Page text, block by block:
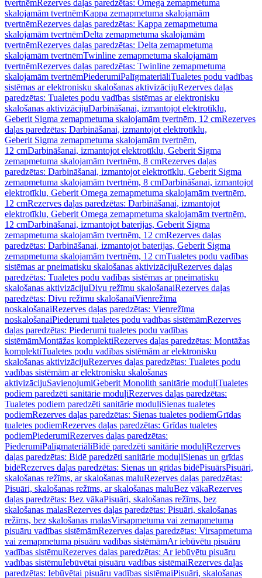
tvertnēmRezerves daļas paredzētas: Omega zemapmetuma
skalojamām tvertnēmKappa zemapmetuma skalojamām
tvertnēmRezerves daļas paredzētas: Kappa zemapmetuma
skalojamām tvertnēmDelta zemapmetuma skalojamām
tvertnēmRezerves daļas paredzētas: Delta zemapmetuma
skalojamām tvertnēmTwinline zemapmetuma skalojamām
tvertnēmRezerves daļas paredzētas: Twinline zemapmetuma
skalojamām tvertnēmPiederumiPalīgmateriāliTualetes podu vadības
sistēmas ar elektronisku skalošanas aktivizācijuRezerves daļas
paredzētas: Tualetes podu vadības sistēmas ar elektronisku
skalošanas aktivizācijuDarbināšanai, izmantojot elektrotīklu,
Geberit Sigma zemapmetuma skalojamām tvertnēm, 12 cmRezerves
daļas paredzētas: Darbināšanai, izmantojot elektrotīklu,
Geberit Sigma zemapmetuma skalojamām tvertnēm,
12 cmDarbināšanai, izmantojot elektrotīklu, Geberit Sigma
zemapmetuma skalojamām tvertnēm, 8 cmRezerves daļas
paredzētas: Darbināšanai, izmantojot elektrotīklu, Geberit Sigma
zemapmetuma skalojamām tvertnēm, 8 cmDarbināšanai, izmantojot
elektrotīklu, Geberit Omega zemapmetuma skalojamām tvertnēm,
12 cmRezerves daļas paredzētas: Darbināšanai, izmantojot
elektrotīklu, Geberit Omega zemapmetuma skalojamām tvertnēm,
12 cmDarbināšanai, izmantojot baterijas, Geberit Sigma
zemapmetuma skalojamām tvertnēm, 12 cmRezerves daļas
paredzētas: Darbināšanai, izmantojot baterijas, Geberit Sigma
zemapmetuma skalojamām tvertnēm, 12 cmTualetes podu vadības
sistēmas ar pneimatisku skalošanas aktivizācijuRezerves daļas
paredzētas: Tualetes podu vadības sistēmas ar pneimatisku
skalošanas aktivizācijuDivu režīmu skalošanaiRezerves daļas
paredzētas: Divu režīmu skalošanaiVienrežīma
noskalošanaiRezerves daļas paredzētas: Vienrežīma
noskalošanaiPiederumi tualetes podu vadības sistēmāmRezerves
daļas paredzētas: Piederumi tualetes podu vadības
sistēmāmMontāžas komplektiRezerves daļas paredzētas: Montāžas
komplektiTualetes podu vadības sistēmām ar elektronisku
skalošanas aktivizācijuRezerves daļas paredzētas: Tualetes podu
vadības sistēmām ar elektronisku skalošanas
aktivizācijuSavienojumiGeberit Monolith sanitārie moduļiTualetes
podiem paredzēti sanitārie moduļiRezerves daļas paredzētas:
Tualetes podiem paredzēti sanitārie moduļiSienas tualetes
podiemRezerves daļas paredzētas: Sienas tualetes podiemGrīdas
tualetes podiemRezerves daļas paredzētas: Grīdas tualetes
podiemPiederumiRezerves daļas paredzētas:
PiederumiPalīgmateriāliBidē paredzēti sanitārie moduļiRezerves
daļas paredzētas: Bidē paredzēti sanitārie moduļiSienas un grīdas
bidēRezerves daļas paredzētas: Sienas un grīdas bidēPisuārsPisuāri,
skalošanas režīms, ar skalošanas maluRezerves daļas paredzētas:
Pisuāri, skalošanas režīms, ar skalošanas maluBez vākaRezerves
daļas paredzētas: Bez vākaPisuāri, skalošanas režīms, bez
skalošanas malasRezerves daļas paredzētas: Pisuāri, skalošanas
režīms, bez skalošanas malasVirsapmetuma vai zemapmetuma
pisuāru vadības sistēmāmRezerves daļas paredzētas: Virsapmetuma
vai zemapmetuma pisuāru vadības sistēmāmAr iebūvētu pisuāru
vadības sistēmuRezerves daļas paredzētas: Ar iebūvētu pisuāru
vadības sistēmuIebūvētai pisuāru vadības sistēmaiRezerves daļas
paredzētas: Iebūvētai pisuāru vadības sistēmaiPisuāri, skalošanas